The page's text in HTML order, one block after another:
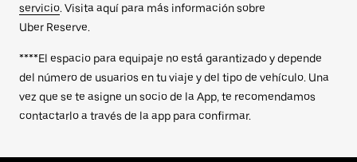
servicio. Visita aquí para más información sobre
Uber Reserve.
****El espacio para equipaje no está garantizado y depende
del número de usuarios en tu viaje y del tipo de vehículo. Una
vez que se te asigne un socio de la App, te recomendamos
contactarlo a través de la app para confirmar.